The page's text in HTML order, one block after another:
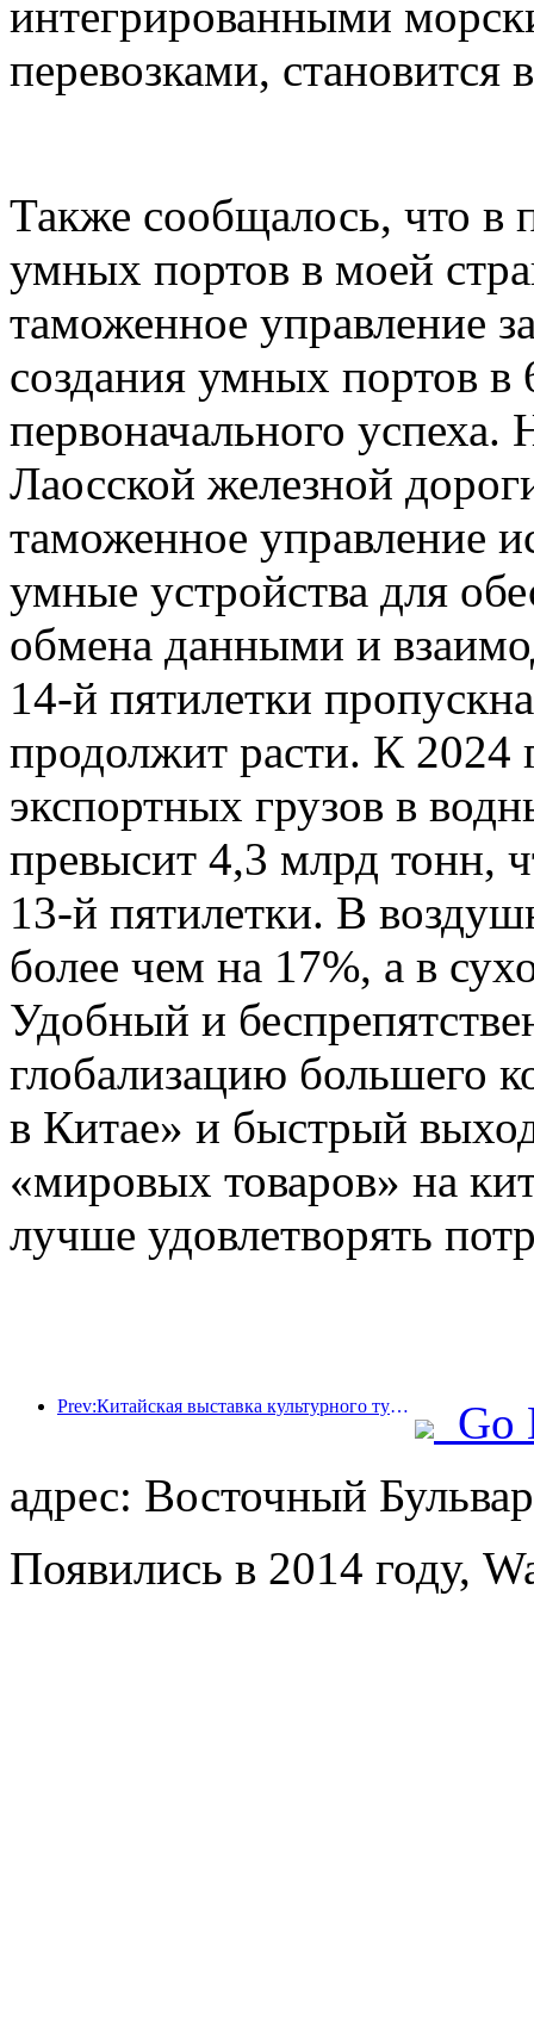
интегрированными
перевозками, становится
Также сообщалось, что в
умных портов в моей
таможенное управление
создания умных портов
первоначального
Лаосской железной
таможенное управление
умные устройства для
обмена данными и
14-й пятилетки
продолжит расти. К
экспортных грузов в
превысит 4,3 млрд тонн,
13-й пятилетки. В
более чем на 17%, а в
Удобный и
глобализацию большего
в Китае» и быстрый
«мировых товаров» на
лучше удовлетворять
Prev:Китайская выставка культурного туризма 2025 пройдет в Ухане с 12 по 14 сентября.
Go
адрес: Восточный
Появились в 2014 году,